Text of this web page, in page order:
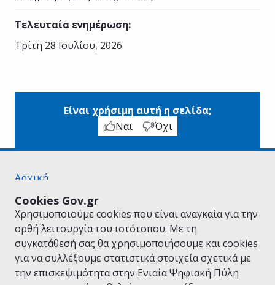
Cookies Gov.gr
Χρησιμοποιούμε cookies που είναι αναγκαία για την
ορθή λειτουργία του ιστότοπου. Με τη
συγκατάθεσή σας θα χρησιμοποιήσουμε και cookies
για να συλλέξουμε στατιστικά στοιχεία σχετικά με
την επισκεψιμότητα στην Ενιαία Ψηφιακή Πύλη
Τελευταία ενημέρωση:
Τρίτη 28 Ιουλίου, 2026
Είναι χρήσιμη αυτή η σελίδα;
Ναι
Όχι
Αρχική
Όροι Χρήσης
Πολιτική Απορρήτου
Δήλωση προσβασιμότητας
Πολιτική cookies
Προτάσεις για το gov.gr
Υλοποίηση από το Υπουργείο Ψηφιακής